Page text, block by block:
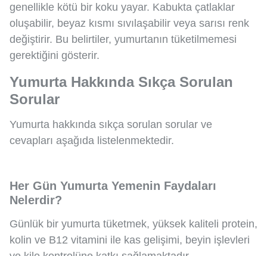
genellikle kötü bir koku yayar. Kabukta çatlaklar
oluşabilir, beyaz kısmı sıvılaşabilir veya sarısı renk
değiştirir. Bu belirtiler, yumurtanın tüketilmemesi
gerektiğini gösterir.
Yumurta Hakkında Sıkça Sorulan
Sorular
Yumurta hakkında sıkça sorulan sorular ve
cevapları aşağıda listelenmektedir.
Her Gün Yumurta Yemenin Faydaları
Nelerdir?
Günlük bir yumurta tüketmek, yüksek kaliteli protein,
kolin ve B12 vitamini ile kas gelişimi, beyin işlevleri